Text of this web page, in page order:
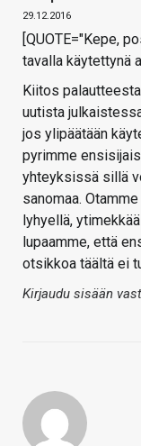
29.12.2016
[QUOTE="Kepe,
tavalla käytettynä
Kiitos
uutista
jos ylipäätään
pyrimme
yhteyksissä sillä
sanomaa.
lyhyellä,
lupaamme, että
otsikkoa täältä ei
Kirjaudu sisään